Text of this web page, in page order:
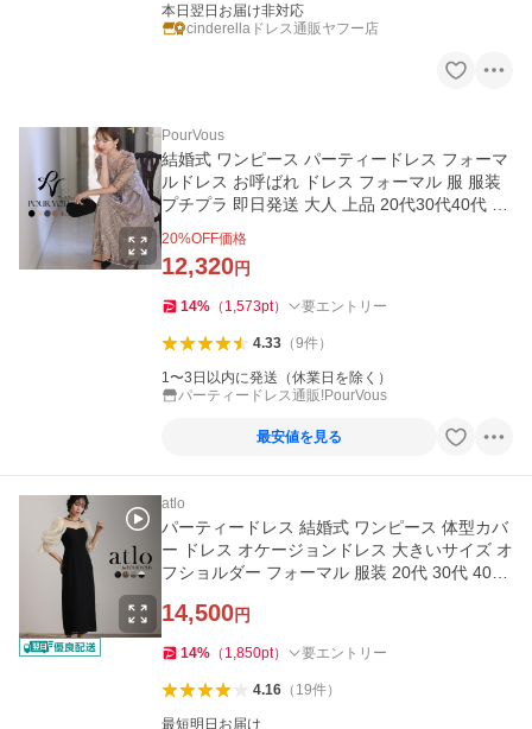
本日翌日お届け非対応
cinderellaドレス通販ヤフー店
PourVous
結婚式 ワンピース パーティードレス フォーマ
ルドレス お呼ばれ ドレス フォーマル 服 服装
プチプラ 即日発送 大人 上品 20代30代40代 大
20%OFF価格
12,320円
14% （ 1,573pt） 要エントリー
4.33（9件）
1〜3日以内に発送（休業日を除く）
パーティードレス通販!PourVous
最安値を見る
atlo
パーティードレス 結婚式 ワンピース 体型カバ
ー ドレス オケージョンドレス 大きいサイズ オ
フショルダー フォーマル 服装 20代 30代 40代
14,500円
14% （ 1,850pt） 要エントリー
4.16（ 19件）
最短明日お届け